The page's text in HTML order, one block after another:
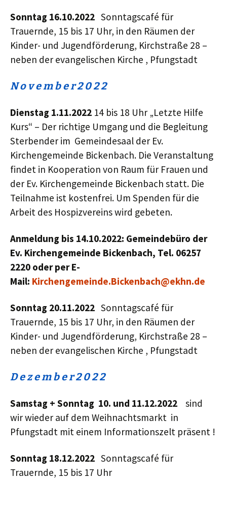
Sonntag 16.10.2022 Sonntagscafé für
Trauernde, 15 bis 17 Uhr, in den Räumen der
Kinder- und Jugendförderung, Kirchstraße 28 –
neben der evangelischen Kirche , Pfungstadt
N o v e m b e r 2 022
Dienstag 1.11.2022 14 bis 18 Uhr „Letzte Hilfe
Kurs“ – Der richtige Umgang und die Begleitung
Sterbender im Gemeindesaal der Ev.
Kirchengemeinde Bickenbach. Die Veranstaltung
findet in Kooperation von Raum für Frauen und
der Ev. Kirchengemeinde Bickenbach statt. Die
Teilnahme ist kostenfrei. Um Spenden für die
Arbeit des Hospizvereins wird gebeten.
Anmeldung bis 14.10.2022: Gemeindebüro der
Ev. Kirchengemeinde Bickenbach, Tel. 06257
2220 oder per E-
Mail: Kirchengemeinde.Bickenbach@ekhn.de
Sonntag 20.11.2022 Sonntagscafé für
Trauernde, 15 bis 17 Uhr, in den Räumen der
Kinder- und Jugendförderung, Kirchstraße 28 –
neben der evangelischen Kirche , Pfungstadt
D e z e m b e r 2 022
Samstag + Sonntag 10. und 11.12.2022 sind
wir wieder auf dem Weihnachtsmarkt in
Pfungstadt mit einem Informationszelt präsent !
Sonntag 18.12.2022 Sonntagscafé für
Trauernde, 15 bis 17 Uhr